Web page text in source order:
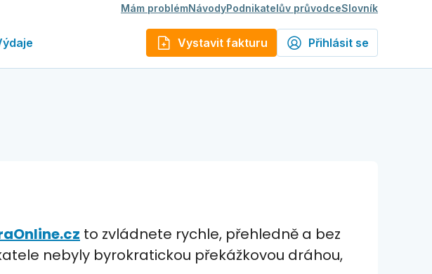
Mám problémNávodyPodnikatelův průvodceSlovník
Vystavit fakturu Přihlásit se
to zvládnete rychle, přehledně a bez
nebyly byrokratickou překážkovou dráhou,